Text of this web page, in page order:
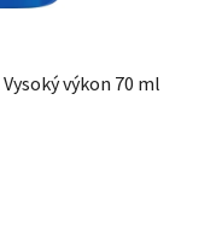
výkon 70 ml